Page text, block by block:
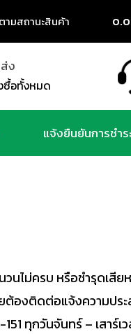
ามสถานะสินค้า
ง
ซื้อทั้งหมด
แจ้งยืนยันการชำร
นไม่ครบ หรือชำรุดเสีย
องติดต่อแจ้งความประ
ทุกวันจันทร์ – เสาร์เ